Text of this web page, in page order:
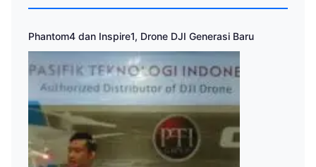
Phantom4 dan Inspire1, Drone DJI Generasi Baru